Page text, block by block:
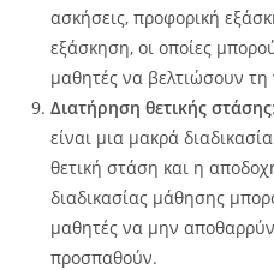
ασκήσεις, προφορική
εξάσκηση, οι οποίες
μαθητές να βελτιώσουν τη
Διατήρηση θετικής στάσης
είναι μια μακρά
θετική στάση και η
διαδικασίας μάθησης
μαθητές να μην
προσπαθούν.